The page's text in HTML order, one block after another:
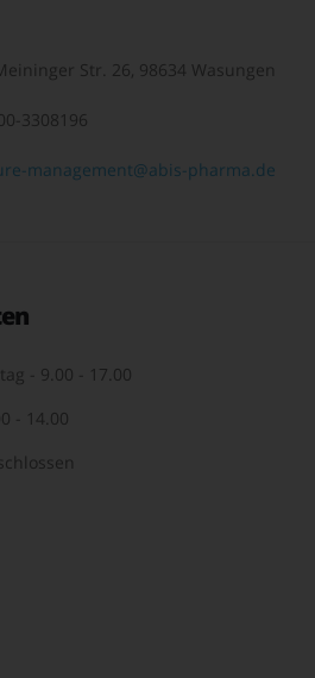
Str. 26, 98634 Wasungen
3308196
management@abis-pharma.de
- 9.00 - 17.00
- 14.00